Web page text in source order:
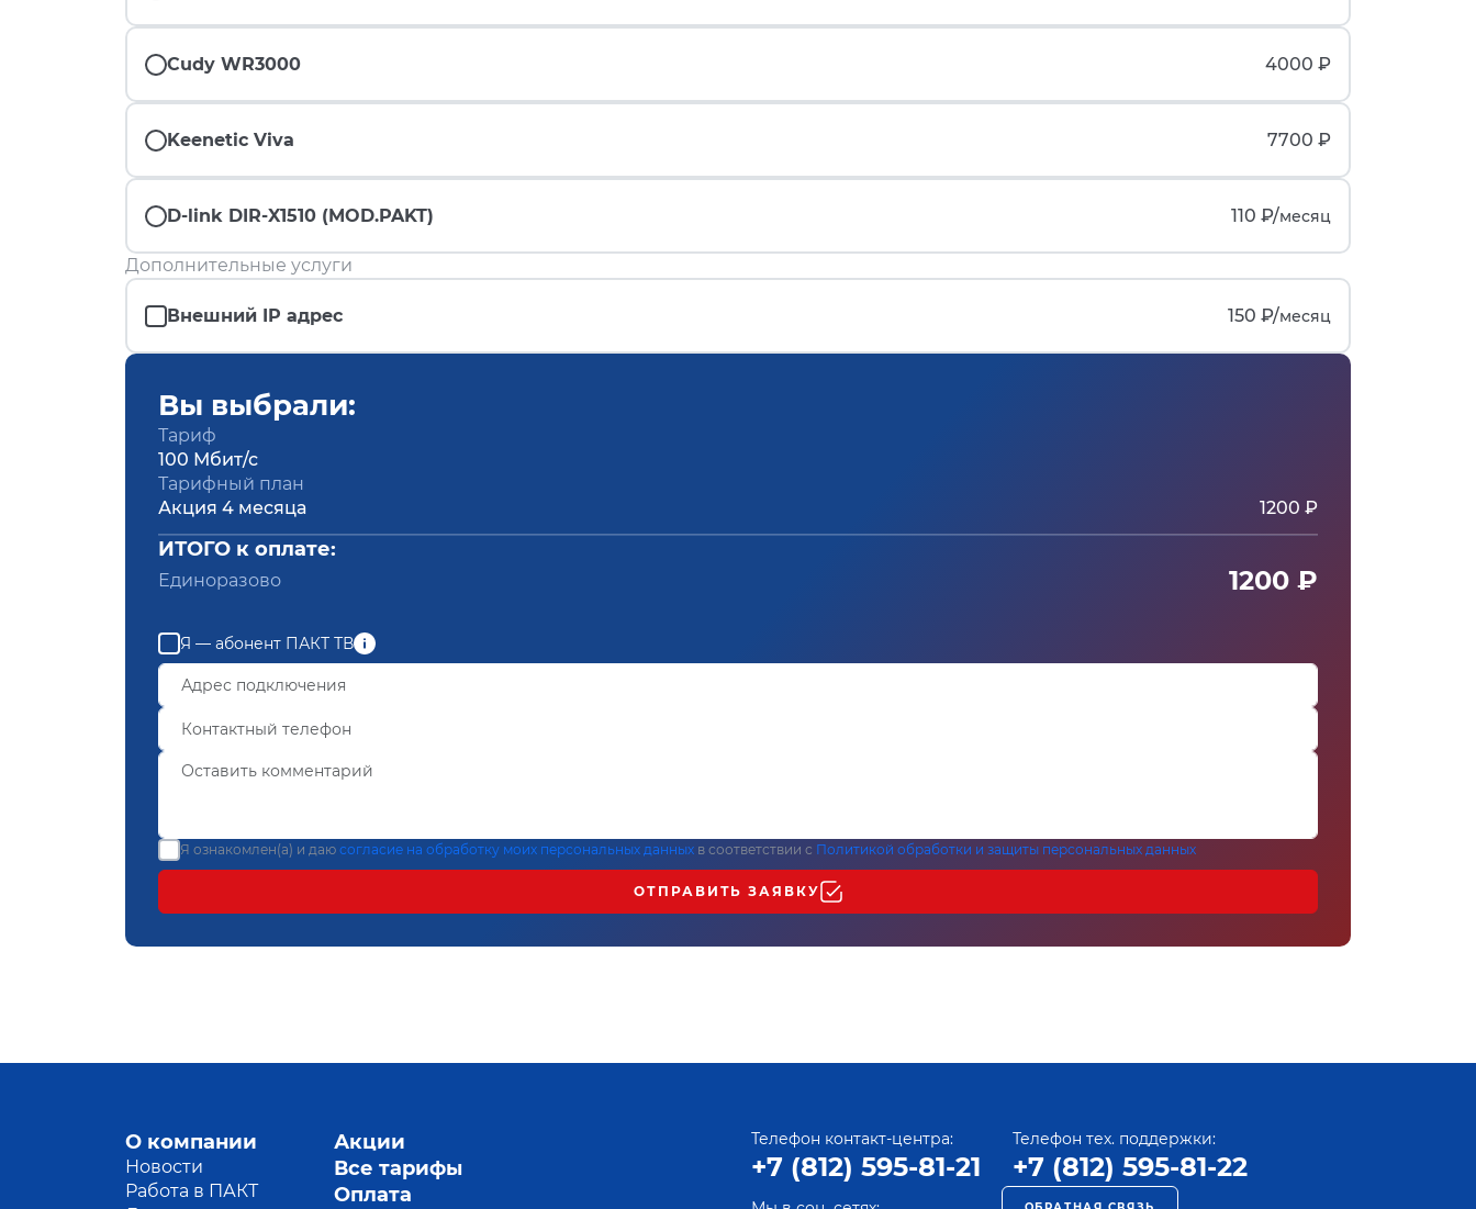
Cudy WR3000 4000 ₽
Keenetic Viva 7700 ₽
D-link DIR-X1510 (MOD.PAKT) 110 ₽/месяц
Дополнительные услуги
Внешний IP адрес 150 ₽/месяц
Вы выбрали:
Тариф
100 Мбит/с
Тарифный план
Акция 4 месяца
1200 ₽
ИТОГО к оплате:
Единоразово 1200 ₽
Я — абонент ПАКТ ТВ
Я ознакомлен(а) и даю согласие на обработку моих персональных данных в соответствии с Политикой обработки и защиты персональных данных
ОТПРАВИТЬ ЗАЯВКУ
О компании
Новости
Работа в ПАКТ
Акции
Все тарифы
Оплата
Телефон контакт-центра:
+7 (812) 595-81-21
Телефон тех. поддержки:
+7 (812) 595-81-22